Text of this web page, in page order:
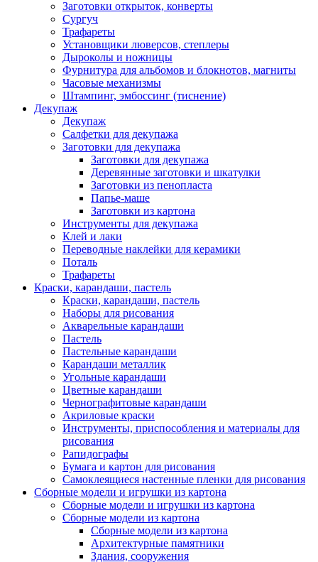
Заготовки открыток, конверты
Сургуч
Трафареты
Установщики люверсов, степлеры
Дыроколы и ножницы
Фурнитура для альбомов и блокнотов, магниты
Часовые механизмы
Штампинг, эмбоссинг (тиснение)
Декупаж
Декупаж
Салфетки для декупажа
Заготовки для декупажа
Заготовки для декупажа
Деревянные заготовки и шкатулки
Заготовки из пенопласта
Папье-маше
Заготовки из картона
Инструменты для декупажа
Клей и лаки
Переводные наклейки для керамики
Поталь
Трафареты
Краски, карандаши, пастель
Краски, карандаши, пастель
Наборы для рисования
Акварельные карандаши
Пастель
Пастельные карандаши
Карандаши металлик
Угольные карандаши
Цветные карандаши
Чернографитовые карандаши
Акриловые краски
Инструменты, приспособления и материалы для
рисования
Рапидографы
Бумага и картон для рисования
Самоклеящиеся настенные пленки для рисования
Сборные модели и игрушки из картона
Сборные модели и игрушки из картона
Сборные модели из картона
Сборные модели из картона
Архитектурные памятники
Здания, сооружения